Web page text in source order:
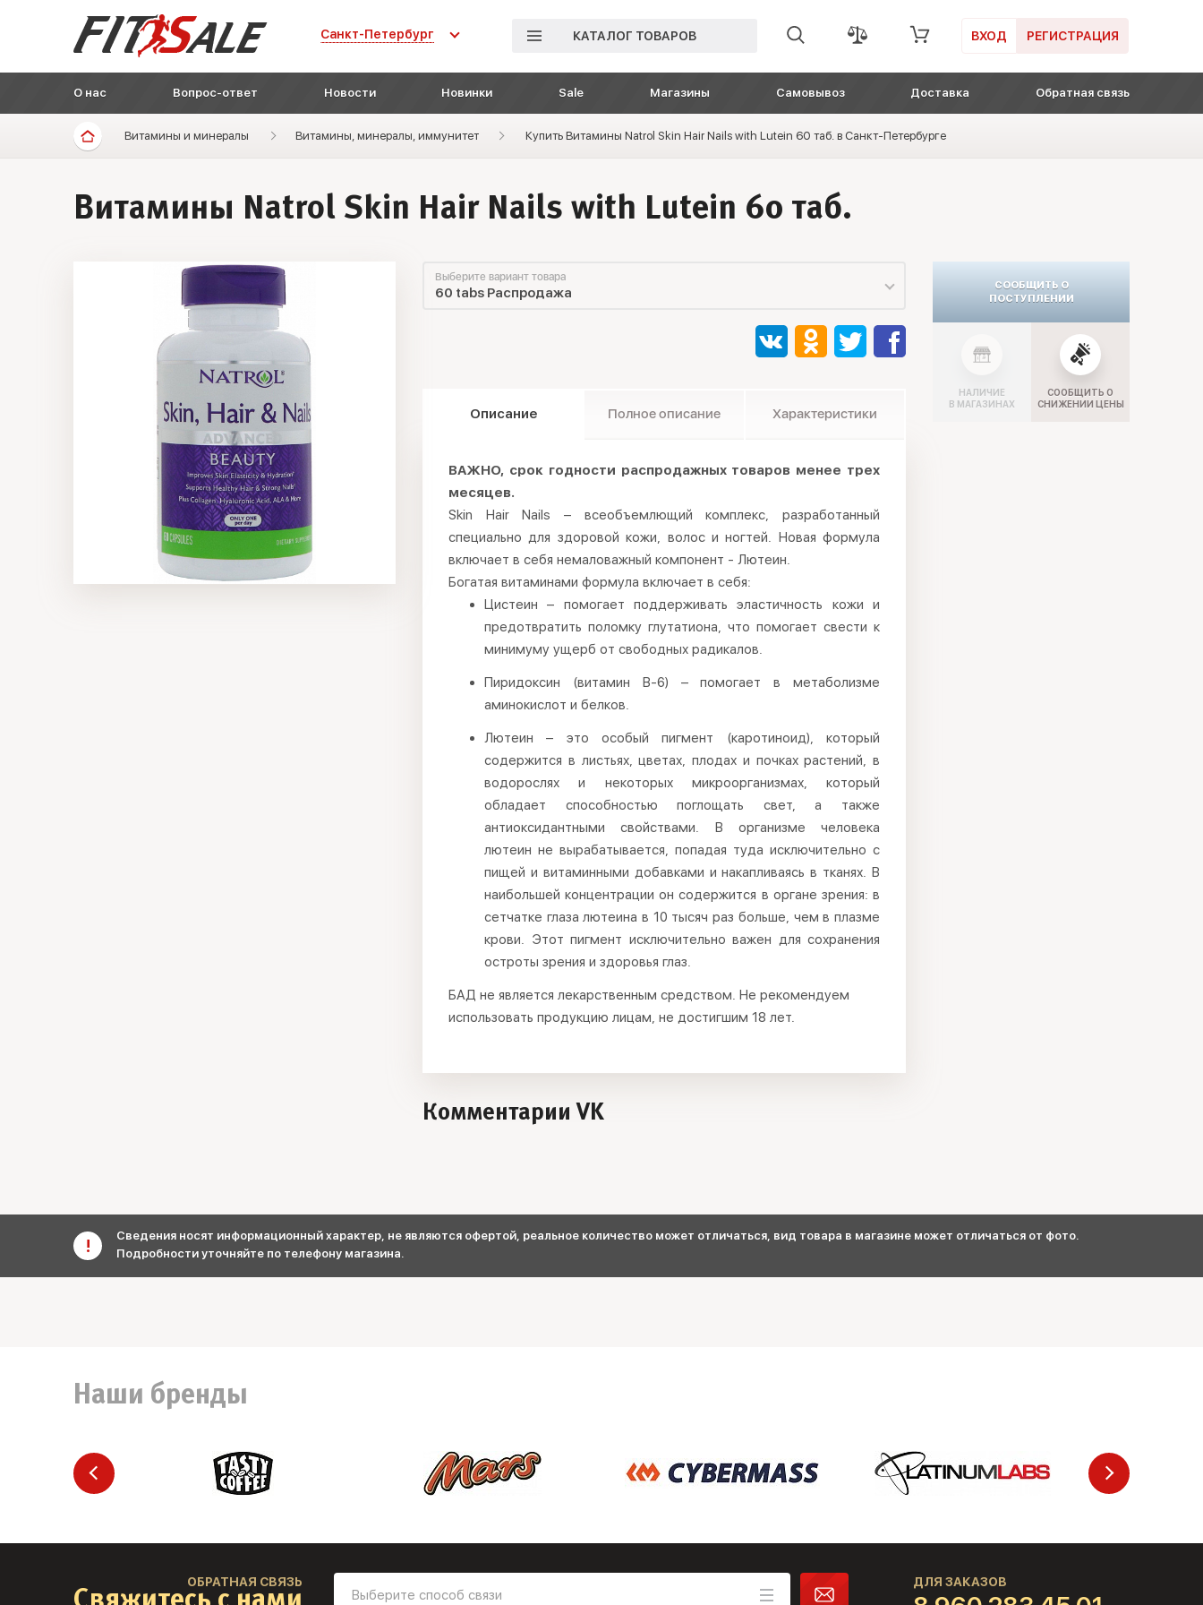
Санкт-Петербург КАТАЛОГ ТОВАРОВ ВХОД РЕГИСТРАЦИЯ
О нас Вопрос-ответ Новости Новинки Sale Магазины Самовывоз Доставка Обратная связь
Витамины и минералы Витамины, минералы, иммунитет Купить Витамины Natrol Skin Hair Nails with Lutein 60 таб. в Санкт-Петербурге
Витамины Natrol Skin Hair Nails with Lutein 60 таб.
Выберите вариант товара
60 tabs Распродажа
Описание Полное описание Характеристики
ВАЖНО, срок годности распродажных товаров менее трех
месяцев.
Skin Hair Nails – всеобъемлющий комплекс, разработанный
специально для здоровой кожи, волос и ногтей. Новая формула
включает в себя немаловажный компонент - Лютеин.
Богатая витаминами формула включает в себя:
Цистеин – помогает поддерживать эластичность кожи и
предотвратить поломку глутатиона, что помогает свести к
минимуму ущерб от свободных радикалов.
Пиридоксин (витамин B-6) – помогает в метаболизме
аминокислот и белков.
Лютеин – это особый пигмент (каротиноид), который
содержится в листьях, цветах, плодах и почках растений, в
водорослях и некоторых микроорганизмах, который
обладает способностью поглощать свет, а также
антиоксидантными свойствами. В организме человека
лютеин не вырабатывается, попадая туда исключительно с
пищей и витаминными добавками и накапливаясь в тканях. В
наибольшей концентрации он содержится в органе зрения: в
сетчатке глаза лютеина в 10 тысяч раз больше, чем в плазме
крови. Этот пигмент исключительно важен для сохранения
остроты зрения и здоровья глаз.
БАД не является лекарственным средством. Не рекомендуем
использовать продукцию лицам, не достигшим 18 лет.
Комментарии VK
СООБЩИТЬ О
ПОСТУПЛЕНИИ
НАЛИЧИЕ
В МАГАЗИНАХ
СООБЩИТЬ О
СНИЖЕНИИ ЦЕНЫ
Сведения носят информационный характер, не являются офертой, реальное количество может отличаться, вид товара в магазине может отличаться от фото.
Подробности уточняйте по телефону магазина.
Наши бренды
ОБРАТНАЯ СВЯЗЬ ДЛЯ ЗАКАЗОВ